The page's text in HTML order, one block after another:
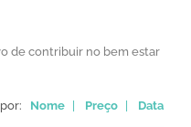
de contribuir no bem estar
Nome Preço Data